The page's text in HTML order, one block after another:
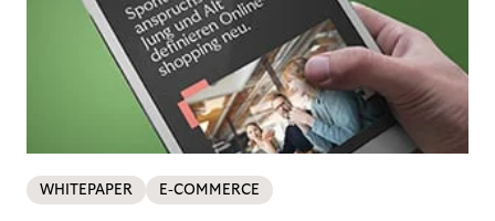
WHITEPAPER E-COMMERCE